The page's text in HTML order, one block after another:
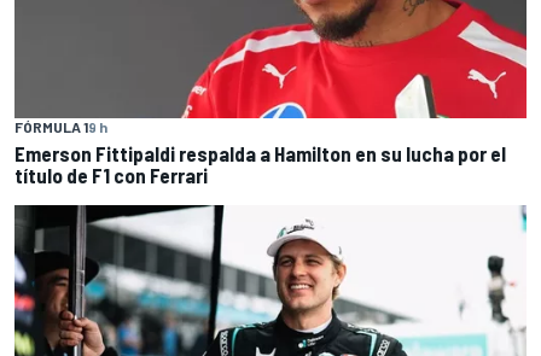
FÓRMULA 19 h
Emerson Fittipaldi respalda a Hamilton en su lucha por el
título de F1 con Ferrari